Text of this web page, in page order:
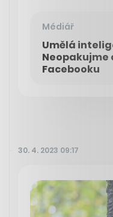
Médiář
Umělá
Neopakujme
Facebooku
30. 4. 2023 09:17